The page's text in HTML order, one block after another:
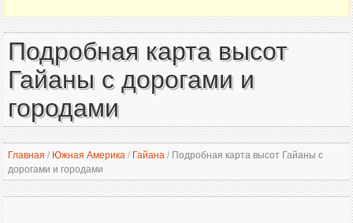
Подробная карта высот
Гайаны с дорогами и
городами
Главная / Южная Америка / Гайана /Подробная карта высот Гайаны с
дорогами и городами